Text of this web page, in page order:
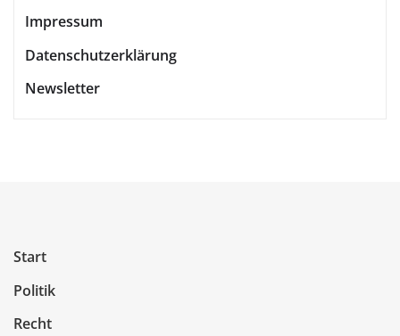
Impressum
Datenschutzerklärung
Newsletter
Start
Politik
Recht